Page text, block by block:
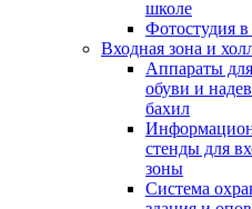
школе
Фотостудия
Входная зона и
Аппараты
обуви и
бахил
стенды для
зоны
Система